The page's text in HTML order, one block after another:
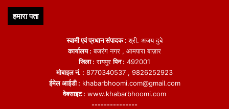
हमारा पता
स्वामी एवं प्रधान संपादक :श्री. अजय दुबे
कार्यालय : बजरंग नगर , आमपारा बाज़ार
जिला : रायपुरपिन : 492001
मोबाइल नं. : 8770340537 , 9826252923
ईमेल आईडी : khabarbhoomi.com@gmail.com
वेबसाइट : www.khabarbhoomi.com
---------------